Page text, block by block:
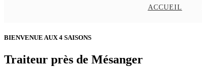
ACCUEIL
BIENVENUE AUX 4 SAISONS
Traiteur près de Mésanger